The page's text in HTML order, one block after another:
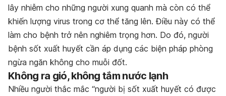
lây nhiễm cho những người xung quanh mà còn có thể
khiến lượng virus trong cơ thể tăng lên. Điều này có thể
làm cho bệnh trở nên nghiêm trọng hơn. Do đó, người
bệnh sốt xuất huyết cần áp dụng các biện pháp phòng
ngừa ngăn không cho muỗi đốt.
Không ra gió, không tắm nước lạnh
Nhiều người thắc mắc “người bị sốt xuất huyết có được